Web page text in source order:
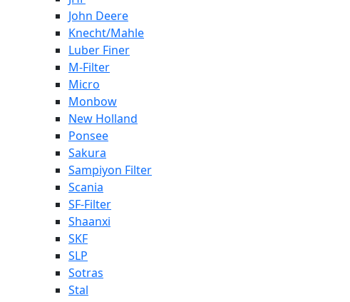
John Deere
Knecht/Mahle
Luber Finer
M-Filter
Micro
Monbow
New Holland
Ponsee
Sakura
Sampiyon Filter
Scania
SF-Filter
Shaanxi
SKF
SLP
Sotras
Stal